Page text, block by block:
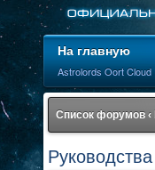
На главную
Astrolords Oort Cloud
Список форумов ‹
Руководства